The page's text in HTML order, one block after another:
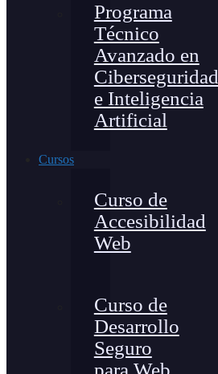
Programa
Técnico
Avanzado en
Ciberseguridad
e Inteligencia
Artificial
Cursos
Curso de
Accesibilidad
Web
Curso de
Desarrollo
Seguro
para Web